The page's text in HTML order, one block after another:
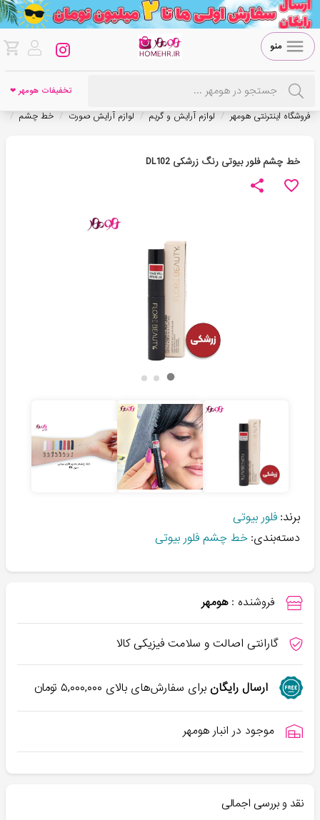
منو
تخفیفات هومهر ❤
فروشگاه اینترنتی هومهر / لوازم آرایش و گریم / لوازم آرایش صورت / خط چشم /
خط چشم فلور بیوتی رنگ زرشکی DL102
برند: فلور بیوتی
دسته‌بندی: خط چشم فلور بیوتی
فروشنده : هومهر
گارانتی اصالت و سلامت فیزیکی کالا
ارسال رایگانبرای سفارش‌های بالای ۵,۰۰۰,۰۰۰تومان
موجود در انبار هومهر
نقد و بررسی اجمالی